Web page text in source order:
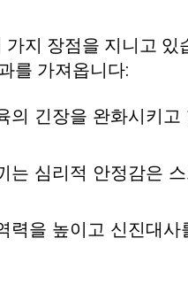
지 장점을 지니고
를 가져옵니다:
의 긴장을 완화시키
는 심리적 안정감은
력을 높이고 신진대